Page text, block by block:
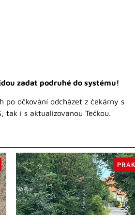
zadat podruhé do systému!
po očkování odcházet z čekárny s
i s aktualizovanou Tečkou.